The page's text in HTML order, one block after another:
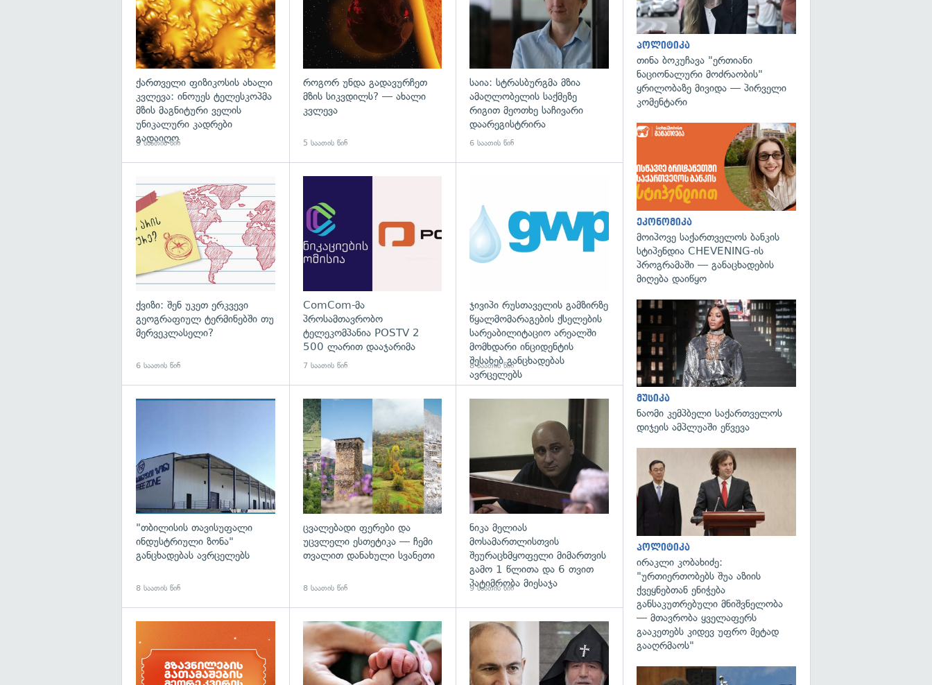
ქართველი ფიზიკოსის ახალი
კვლევა: ინოუეს ტელესკოპმა
მზის მაგნიტური ველის
უნიკალური კადრები
გადაიღო
3 საათის წინ
როგორ უნდა გადავურჩეთ
მზის სიკვდილს? — ახალი
კვლევა
5 საათის წინ
საია: სტრასბურგმა მზია
ამაღლობელის საქმეზე
რიგით მეოთხე საჩივარი
დაარეგისტრირა
6 საათის წინ
ქვიზი: შენ უკეთ ერკვევი
გეოგრაფიულ ტერმინებში თუ
მერვეკლასელი?
6 საათის წინ
ComCom-მა
პროსამთავრობო
ტელეკომპანია POSTV 2
500 ლარით დააჯარიმა
7 საათის წინ
ჯივიპი რუსთაველის გამზირზე
წყალმომარაგების ქსელების
სარეაბილიტაციო არეალში
მომხდარი ინციდენტის
შესახებ განცხადებას
ავრცელებს
8 საათის წინ
გადახედვა
"თბილისის თავისუფალი
ინდუსტრიული ზონა"
განცხადებას ავრცელებს
8 საათის წინ
ცვალებადი ფერები და
უცვლელი ესთეტიკა — ჩემი
თვალით დანახული სვანეთი
8 საათის წინ
გადახედვა
ნიკა მელიას
მოსამართლისთვის
შეურაცხმყოფელი მიმართვის
გამო 1 წლითა და 6 თვით
პატიმრობა მიესაჯა
9 საათის წინ
გადახედვა გადახედვა
პოლიტიკა
თინა ბოკუჩავა "ერთიანი
ნაციონალური მოძრაობის"
ყრილობაზე მივიდა — პირველი
კომენტარი
ეკონომიკა
მოიპოვე საქართველოს ბანკის
სტიპენდია CHEVENING-ის
პროგრამაში — განაცხადების
მიღება დაიწყო
მუსიკა
ნაომი კემპბელი საქართველოს
დიჯეის ამპლუაში ეწვევა
პოლიტიკა
ირაკლი კობახიძე:
"ურთიერთობებს შუა აზიის
ქვეყნებთან ენიჭება
განსაკუთრებული მნიშვნელობა
— მთავრობა ყველაფერს
გააკეთებს კიდევ უფრო მეტად
გააღრმაოს"